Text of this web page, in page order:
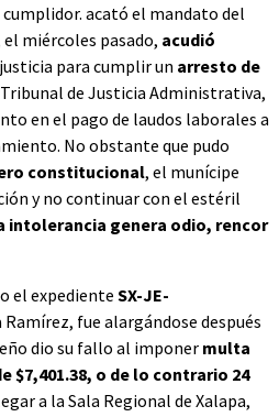
acató el mandato del
miércoles pasado, acudió
para cumplir un arresto de
de Justicia Administrativa,
en el pago de laudos laborales a
No obstante que pudo
constitucional, el munícipe
y no continuar con el estéril
intolerancia genera odio, rencor
el expediente SX-JE-
fue alargándose después
dio su fallo al imponer multa
$7,401.38, o de lo contrario 24
a la Sala Regional de Xalapa,